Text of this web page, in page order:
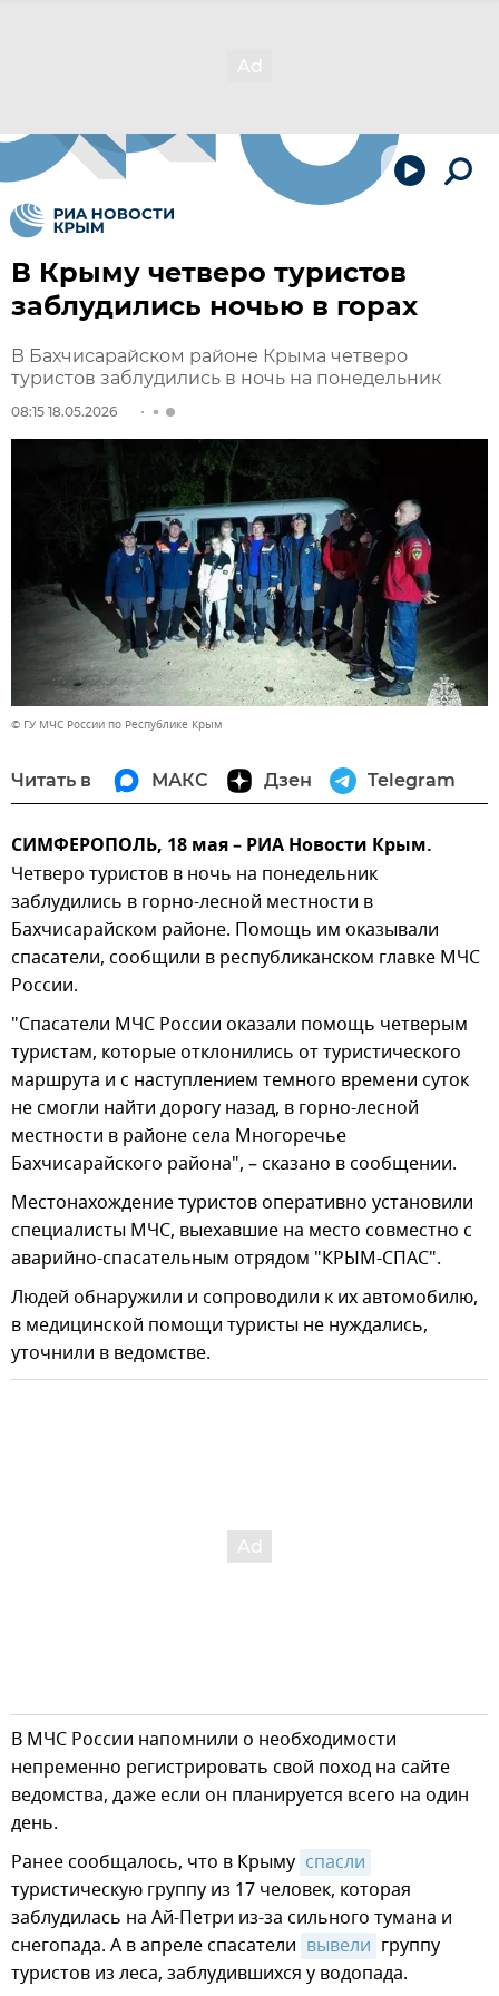
В Крыму четверо туристов
заблудились ночью в горах
В Бахчисарайском районе Крыма четверо
туристов заблудились в ночь на понедельник
08:15 18.05.2026
© ГУ МЧС России по Республике Крым
Читать в МАКС Дзен Telegram
СИМФЕРОПОЛЬ, 18 мая – РИА Новости Крым.
Четверо туристов в ночь на понедельник
заблудились в горно-лесной местности в
Бахчисарайском районе. Помощь им оказывали
спасатели, сообщили в республиканском главке МЧС
России.
"Спасатели МЧС России оказали помощь четверым
туристам, которые отклонились от туристического
маршрута и с наступлением темного времени суток
не смогли найти дорогу назад, в горно-лесной
местности в районе села Многоречье
Бахчисарайского района", – сказано в сообщении.
Местонахождение туристов оперативно установили
специалисты МЧС, выехавшие на место совместно с
аварийно-спасательным отрядом "КРЫМ-СПАС".
Людей обнаружили и сопроводили к их автомобилю,
в медицинской помощи туристы не нуждались,
уточнили в ведомстве.
В МЧС России напомнили о необходимости
непременно регистрировать свой поход на сайте
ведомства, даже если он планируется всего на один
день.
Ранее сообщалось, что в Крыму спасли
туристическую группу из 17 человек, которая
заблудилась на Ай-Петри из-за сильного тумана и
снегопада. А в апреле спасатели вывели группу
туристов из леса, заблудившихся у водопада.